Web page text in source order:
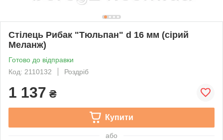
Стілець Рибак "Тюльпан" d 16 мм (сірий
Меланж)
Готово до відправки
Код: 2110132
Роздріб
1 137 ₴
Купити
або